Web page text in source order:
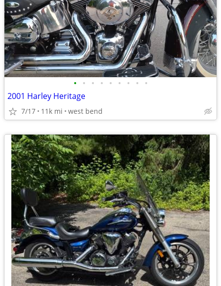
• • • • • • • • •
2001 Harley Heritage
7/17 11k mi west bend